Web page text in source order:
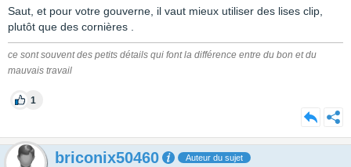
Saut, et pour votre gouverne, il vaut mieux utiliser des lises clip,
plutôt que des cornières .
ce sont souvent des petits détails qui font la différence entre du bon et du
mauvais travail
1
briconix50460 Auteur du sujet